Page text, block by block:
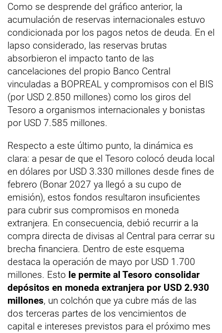
Como se desprende del gráfico anterior, la
acumulación de reservas internacionales estuvo
condicionada por los pagos netos de deuda. En el
lapso considerado, las reservas brutas
absorbieron el impacto tanto de las
cancelaciones del propio Banco Central
vinculadas a BOPREAL y compromisos con el BIS
(por USD 2.850 millones) como los giros del
Tesoro a organismos internacionales y bonistas
por USD 7.585 millones.
Respecto a este último punto, la dinámica es
clara: a pesar de que el Tesoro colocó deuda local
en dólares por USD 3.330 millones desde fines de
febrero (Bonar 2027 ya llegó a su cupo de
emisión), estos fondos resultaron insuficientes
para cubrir sus compromisos en moneda
extranjera. En consecuencia, debió recurrir a la
compra directa de divisas al Central para cerrar su
brecha financiera. Dentro de este esquema
destaca la operación de mayo por USD 1.700
millones. Esto le permite al Tesoro consolidar
depósitos en moneda extranjera por USD 2.930
millones, un colchón que ya cubre más de las
dos terceras partes de los vencimientos de
capital e intereses previstos para el próximo mes